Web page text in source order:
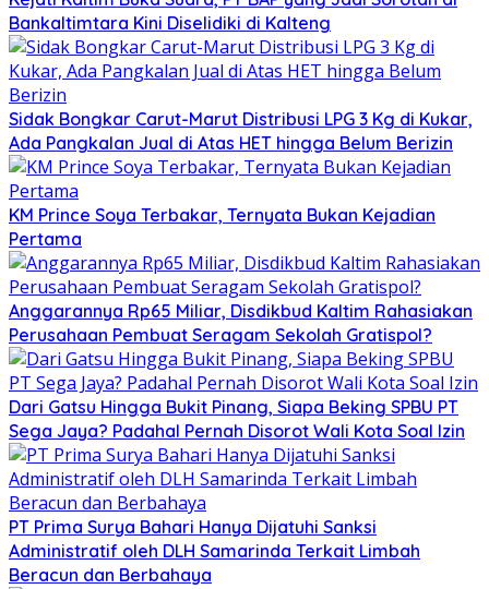
Bankaltimtara Kini Diselidiki di Kalteng
Sidak Bongkar Carut-Marut Distribusi LPG 3 Kg di Kukar,
Ada Pangkalan Jual di Atas HET hingga Belum Berizin
KM Prince Soya Terbakar, Ternyata Bukan Kejadian
Pertama
Anggarannya Rp65 Miliar, Disdikbud Kaltim Rahasiakan
Perusahaan Pembuat Seragam Sekolah Gratispol?
Dari Gatsu Hingga Bukit Pinang, Siapa Beking SPBU PT
Sega Jaya? Padahal Pernah Disorot Wali Kota Soal Izin
PT Prima Surya Bahari Hanya Dijatuhi Sanksi
Administratif oleh DLH Samarinda Terkait Limbah
Beracun dan Berbahaya